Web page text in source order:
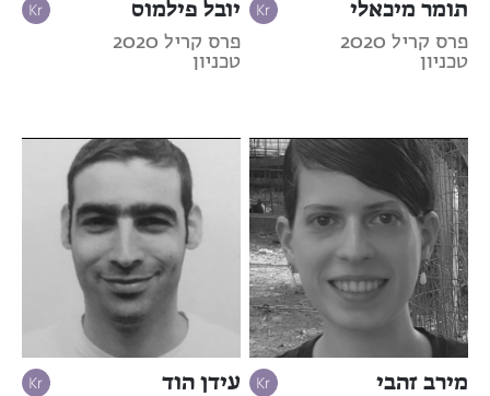
תומר מיכאלי
פרס קריל 2020
טכניון
יובל פילמוס
פרס קריל 2020
טכניון
מירב זהבי עידן הוד